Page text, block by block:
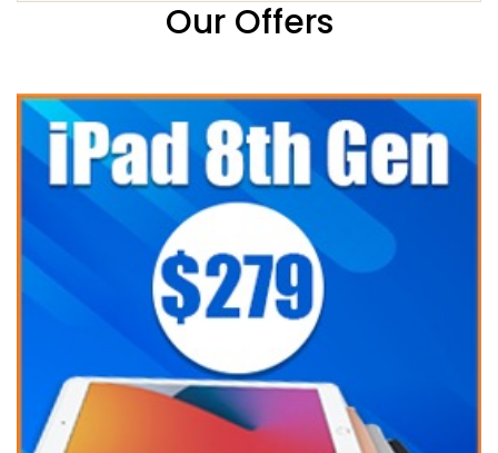
Our Offers